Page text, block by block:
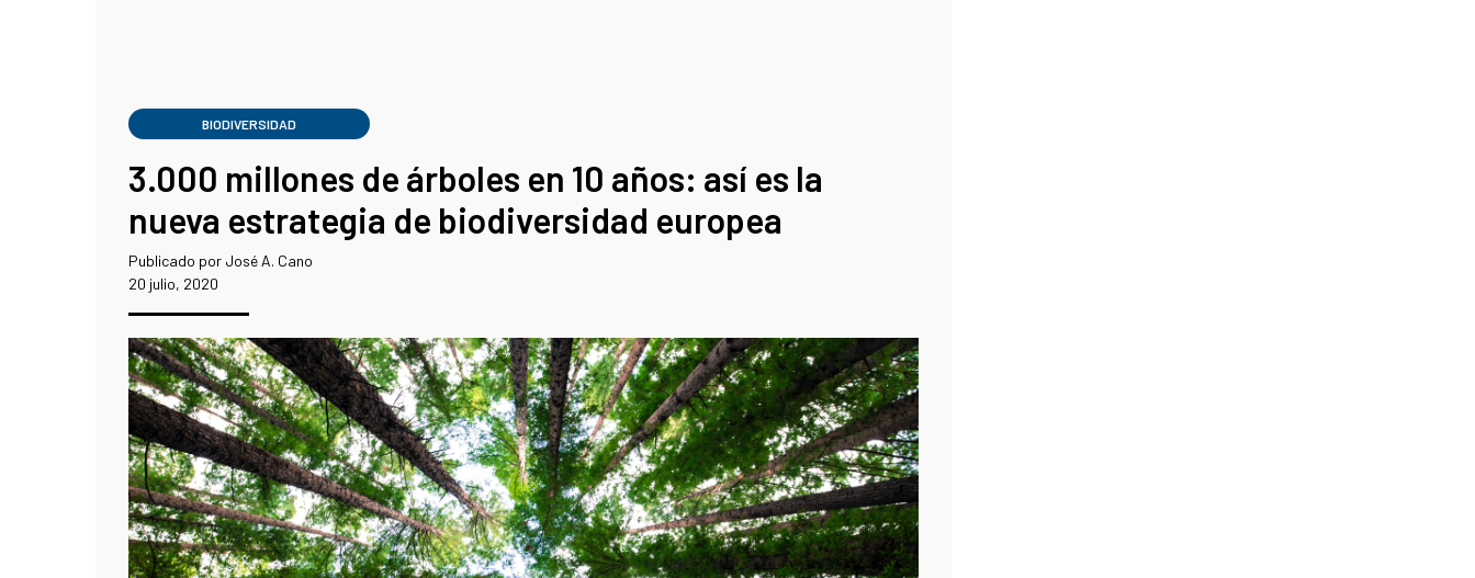
BIODIVERSIDAD
3.000 millones de árboles en 10 años: así es la
nueva estrategia de biodiversidad europea
Publicado por José A. Cano
20 julio, 2020